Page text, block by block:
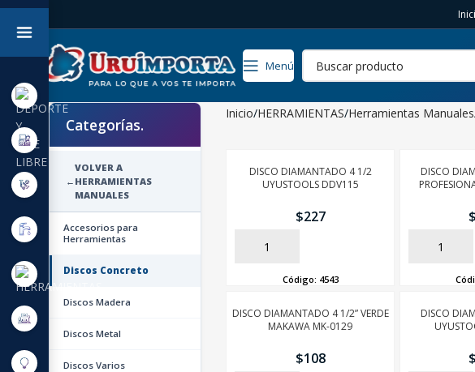
Menú
Categorías.
←
VOLVER A
HERRAMIENTAS
MANUALES
Accesorios para
Herramientas
Discos Concreto
Discos Madera
Discos Metal
Discos Varios
Inicio HERRAMIENTAS Herramientas Manuales
DISCO DIAMANTADO 4 1/2
UYUSTOOLS DDV115
$227
AÑADIR
Código: 4543
DISCO
$
AÑADIR
DISCO DIAMANTADO 4 1/2” VERDE
MAKAWA MK-0129
$108
DISCO